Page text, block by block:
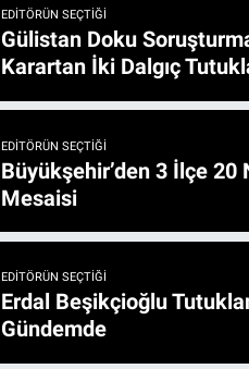
EDITÖRÜN SEÇTIĞI
Gülistan Doku
Karartan İki Dalgıç
EDITÖRÜN SEÇTIĞI
Büyükşehir’den 3 İlçe 20 Noktada Yeni Haftada Asfalt
Mesaisi
EDITÖRÜN SEÇTIĞI
Erdal Beşikçioğlu
Gündemde